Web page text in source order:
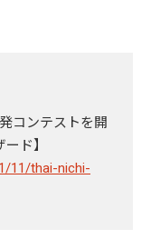
コンテストを開
ド】
11/thai-nichi-